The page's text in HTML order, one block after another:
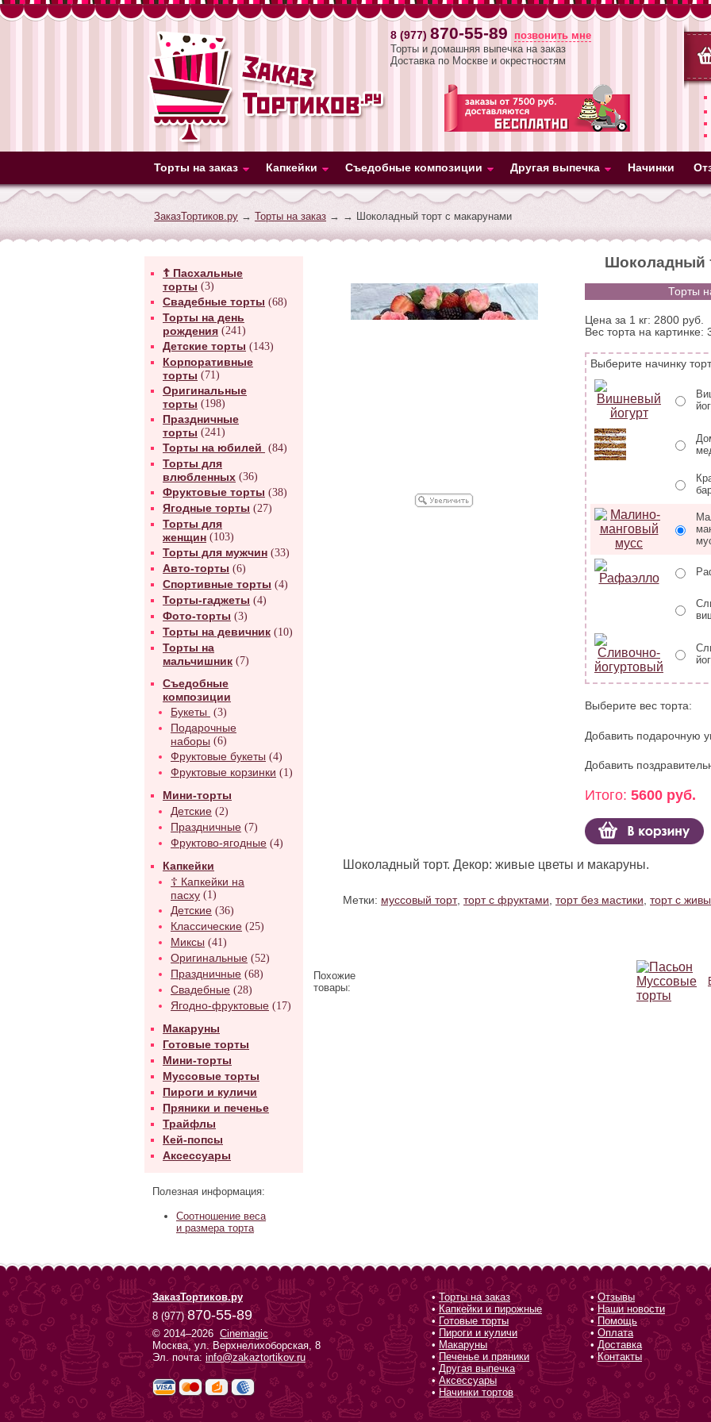
8 (977) 870-55-89
позвонить мне
Торты и домашняя выпечка на заказ
Доставка по Москве и окрестностям
Торты на заказ Капкейки Съедобные композиции Другая выпечка Начинки
ЗаказТортиков.ру → Торты на заказ → → Шоколадный торт с макарунами
☦ Пасхальные
торты (3)
Свадебные торты (68)
Торты на день
рождения (241)
Детские торты (143)
Корпоративные
торты (71)
Оригинальные
торты (198)
Праздничные
торты (241)
Торты на юбилей (84)
Торты для
влюбленных (36)
Фруктовые торты (38)
Ягодные торты (27)
Торты для
женщин (103)
Торты для мужчин (33)
Авто-торты (6)
Спортивные торты (4)
Торты-гаджеты (4)
Фото-торты (3)
Торты на девичник (10)
Торты на
мальчишник (7)
Съедобные
композиции
Букеты (3)
Подарочные
наборы (6)
Фруктовые букеты (4)
Фруктовые корзинки (1)
Мини-торты
Детские (2)
Праздничные (7)
Фруктово-ягодные (4)
Капкейки
☦ Капкейки на
пасху (1)
Детские (36)
Классические (25)
Миксы (41)
Оригинальные (52)
Праздничные (68)
Свадебные (28)
Ягодно-фруктовые (17)
Макаруны
Готовые торты
Мини-торты
Муссовые торты
Пироги и куличи
Пряники и печенье
Трайфлы
Кей-попсы
Аксессуары
Полезная информация:
Соотношение веса
и размера торта
Шоколадный
Торты
Цена за 1 кг: 2800 руб.
Вес торта на картинке:
Выберите начинку
Выберите вес торта:
Добавить подарочную
Добавить
Итого: 5600 руб.
Шоколадный торт. Декор: живые цветы и макаруны.
Метки: муссовый торт, торт с фруктами, торт без мастики, торт с
Похожие
товары:
ЗаказТортиков.ру
8 (977)870-55-89
© 2014–2026 Cinemagic
Москва, ул. Верхнелихоборская, 8
Эл. почта: info@zakaztortikov.ru
•Торты на заказ
•Капкейки и пирожные
•Готовые торты
• Пироги и куличи
• Макаруны
•Печенье и пряники
•Другая выпечка
•Аксессуары
• Начинки тортов
•Отзывы
•Наши новости
•Помощь
• Оплата
• Доставка
•Контакты